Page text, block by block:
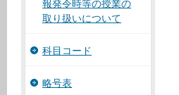
報発令時等の授業の
取り扱いについて
科目コード
略号表